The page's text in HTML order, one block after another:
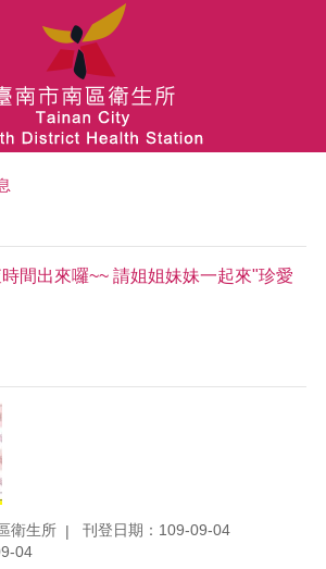
間出來囉~~ 請姐姐妹妹一起來"珍愛
衛生所
刊登日期：109-09-04
04